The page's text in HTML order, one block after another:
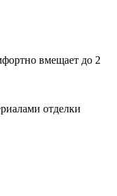
вмещает до 2
отделки